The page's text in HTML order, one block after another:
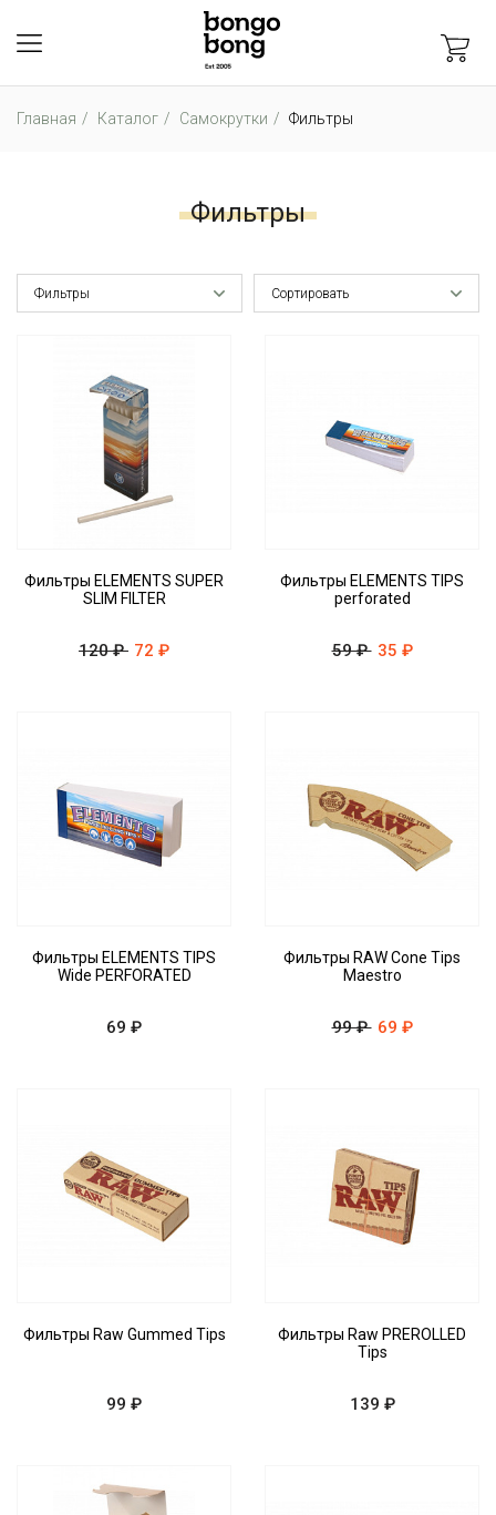
Главная Каталог Самокрутки Фильтры
Фильтры
Фильтры Сортировать
Фильтры ELEMENTS SUPER
SLIM FILTER
120 ₽ 72 ₽
Фильтры ELEMENTS TIPS
perforated
59 ₽ 35 ₽
Фильтры ELEMENTS TIPS
Wide PERFORATED
69 ₽
Фильтры RAW Cone Tips
Maestro
99 ₽ 69 ₽
Фильтры Raw Gummed Tips
99 ₽
Фильтры Raw PREROLLED
Tips
139 ₽